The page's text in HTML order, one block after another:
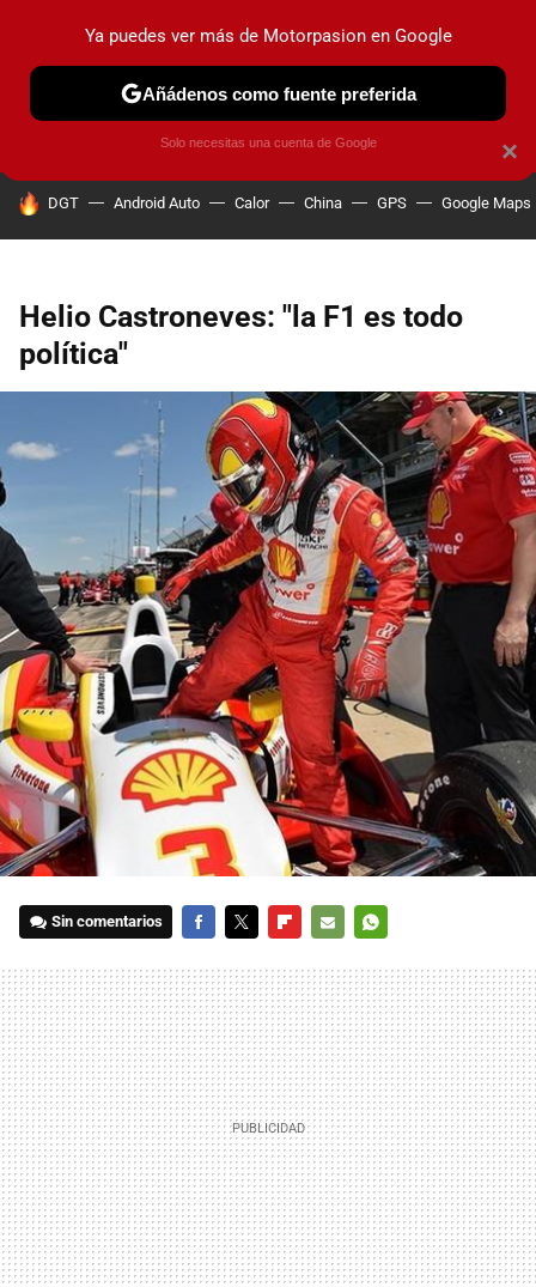
PRUEBAS COCHES ELÉCTRICOS OBSERVATORIO
HOY SE HABLA DE
DGT Android Auto Calor China GPS Google Maps
Helio Castroneves: "la F1 es todo
política"
Sin comentarios
MAIL
×
Ya puedes ver más de Motorpasion en Google
Añádenos como fuente preferida
Solo necesitas una cuenta de Google